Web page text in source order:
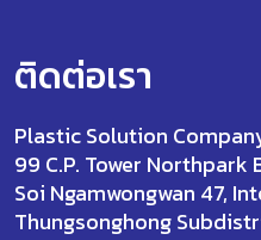
ติดต่อเรา
Plastic Solution
99 C.P. Tower Northpark
Soi Ngamwongwan 47,
Thungsonghong